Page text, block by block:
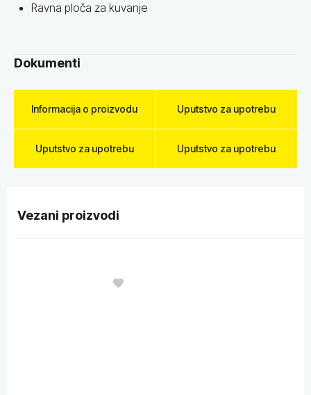
Ravna ploča za kuvanje
Dokumenti
Informacija o proizvodu Uputstvo za upotrebu
Uputstvo za upotrebu Uputstvo za upotrebu
Vezani proizvodi